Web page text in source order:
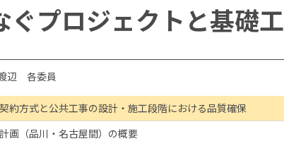
ぐプロジェクトと基礎工
辺 各委員
約方式と公共工事の設計・施工段階における品質確保
画（品川・名古屋間）の概要